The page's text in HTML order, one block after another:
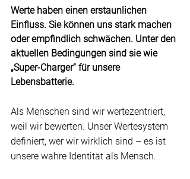
Werte haben einen erstaunlichen
Einfluss. Sie können uns stark machen
oder empfindlich schwächen. Unter den
aktuellen Bedingungen sind sie wie
„Super-Charger“ für unsere
Lebensbatterie.
Als Menschen sind wir wertezentriert,
weil wir bewerten. Unser Wertesystem
definiert, wer wir wirklich sind – es ist
unsere wahre Identität als Mensch.